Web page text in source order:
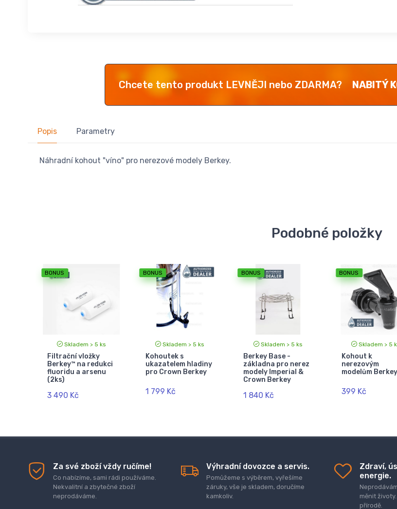
Chcete tento produkt LEVNĚJI nebo ZDARMA? NABITÝ
Popis Parametry
Náhradní kohout "víno" pro nerezové modely Berkey.
Podobné položky
BONUS
Skladem > 5 ks
Filtrační vložky
Berkey™ na redukci
fluoridu a arsenu
(2ks)
3 490 Kč
BONUS
Skladem > 5 ks
Kohoutek s
ukazatelem hladiny
pro Crown Berkey
1 799 Kč
BONUS
Skladem > 5 ks
Berkey Base -
základna pro nerez
modely Imperial &
Crown Berkey
1 840 Kč
BONUS
Skladem > 5
Kohout k
nerezovým
modelům Berkey
399 Kč
Za své zboží vždy ručíme!
Co nabízíme, sami rádi používáme.
Nekvalitní a zbytečné zboží
neprodáváme.
Výhradní dovozce a servis.
Pomůžeme s výběrem, vyřešíme
záruky, vše je skladem, doručíme
kamkoliv.
Zdraví,
energie.
měnit
přírodě.